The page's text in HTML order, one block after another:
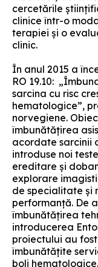
cercetările
clinice într-o
terapiei şi o
clinic.
În anul 2015 a
RO 19.10:
sarcina cu risc
hematologice”,
norvegiene.
îmbunătățirea
acordate sarcinii
introduse noi
ereditare și
explorare
de specialitate și
performanță. De
îmbunătățirea
introducerea
proiectului au
îmbunătățite
boli